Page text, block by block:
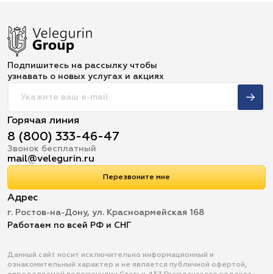
Подпишитесь на рассылку чтобы
узнавать о новых услугах и акциях
Горячая линия
8 (800) 333-46-47
Звонок бесплатный
mail@velegurin.ru
Перезвоните мне
Адрес
г. Ростов-на-Дону, ул. Красноармейская 168
Работаем по всей РФ и СНГ
Данный сайт носит исключительно информационный и
ознакомительный характер и не является публичной офертой,